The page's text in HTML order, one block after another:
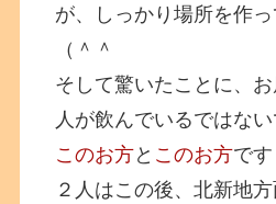
が、しっかり場所を作
（＾＾
そして驚いたことに、
人が飲んでいるではない
このお方と このお方です
２人はこの後、北新地